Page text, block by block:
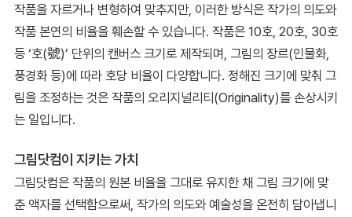
작품을 자르거나 변형하여 맞추지만, 이러한 방식은 작가의 의도와
작품 본연의 비율을 훼손할 수 있습니다. 작품은 10호, 20호, 30호
등 ‘호(號)’ 단위의 캔버스 크기로 제작되며, 그림의 장르(인물화,
풍경화 등)에 따라 호당 비율이 다양합니다. 정해진 크기에 맞춰 그
림을 조정하는 것은 작품의 오리지널리티(Originality)를 손상시키
는 일입니다.
그림닷컴이 지키는 가치
그림닷컴은 작품의 원본 비율을 그대로 유지한 채 그림 크기에 맞
춘 액자를 선택함으로써, 작가의 의도와 예술성을 온전히 담아냅니